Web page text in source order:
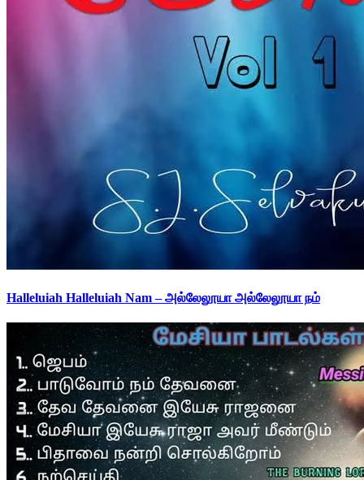
Halleluiah Halleluiah Nam – அல்லேலூயா அல்லேலூயா நம்